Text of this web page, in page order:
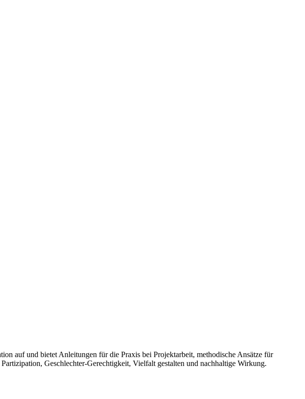
auf und bietet Anleitungen für die Praxis bei Projektarbeit, methodische Ansätze für
Geschlechter-Gerechtigkeit, Vielfalt gestalten und nachhaltige Wirkung.